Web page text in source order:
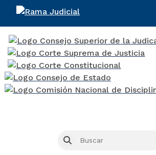
Buscar